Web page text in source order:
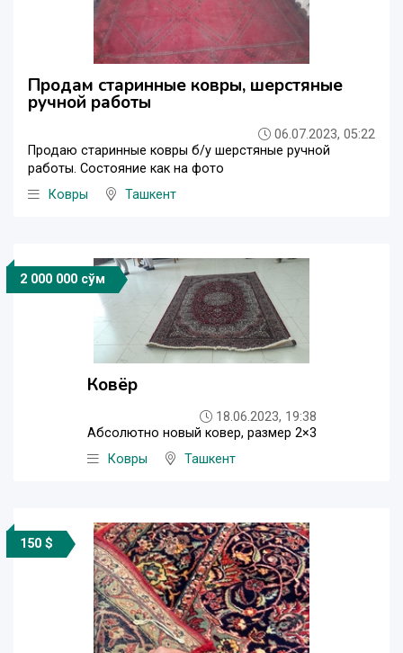
Продам старинные ковры, шерстяные
ручной работы
06.07.2023, 05:22
Продаю старинные ковры б/у шерстяные ручной
работы. Состояние как на фото
Ковры
Ташкент
2 000 000 сўм
Ковёр
18.06.2023, 19:38
Абсолютно новый ковер, размер 2×3
Ковры
Ташкент
150 $